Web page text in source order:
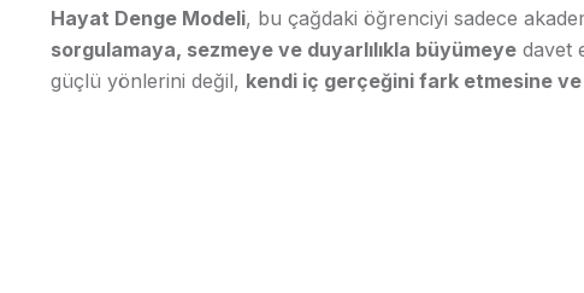
Hayat Denge Modeli, bu çağdaki öğrenciyi sadece
sorgulamaya, sezmeye ve duyarlılıkla büyümeye davet
güçlü yönlerini değil, kendi iç gerçeğini fark etmesine ve